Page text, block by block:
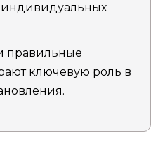
индивидуальных
правильные
ключевую роль в